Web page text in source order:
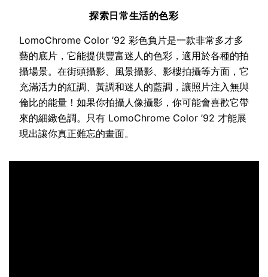
探索日常生活的色彩
LomoChrome Color ’92 彩色負片是一款非常多才多
藝的底片，它能提供豐富迷人的色彩，適用於各種的拍
攝場景。在街頭攝影、風景攝影、影樓拍攝等方面，它
充滿活力的紅調、黃調和迷人的藍調，讓照片注入無與
倫比的能量！如果你拍攝人像攝影，你可能會喜歡它帶
來的細緻色調。只有 LomoChrome Color ’92 才能展
現出讓你真正難忘的畫面。